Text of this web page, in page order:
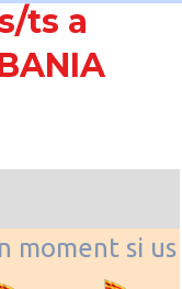
ts a
moment si us